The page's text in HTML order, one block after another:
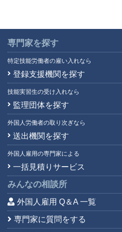
専門家を探す
特定技能労働者の雇い入れなら
登録支援機関を探す
技能実習生の受け入れなら
監理団体を探す
外国人労働者の取り次ぎなら
送出機関を探す
外国人雇用の専門家による
一括見積りサービス
みんなの相談所
外国人雇用 Q＆A 一覧
専門家に質問をする